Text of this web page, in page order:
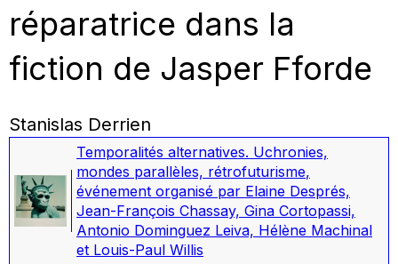
réparatrice dans la
fiction de Jasper Fforde
Stanislas Derrien
Temporalités alternatives. Uchronies,
mondes parallèles, rétrofuturisme,
événement organisé par Elaine Després,
Jean-François Chassay, Gina Cortopassi,
Antonio Dominguez Leiva, Hélène Machinal
et Louis-Paul Willis